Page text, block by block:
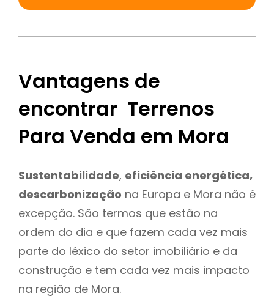
Vantagens de
encontrar Terrenos
Para Venda em Mora
Sustentabilidade, eficiência energética,
descarbonização na Europa e Mora não é
excepção. São termos que estão na
ordem do dia e que fazem cada vez mais
parte do léxico do setor imobiliário e da
construção e tem cada vez mais impacto
na região de Mora.